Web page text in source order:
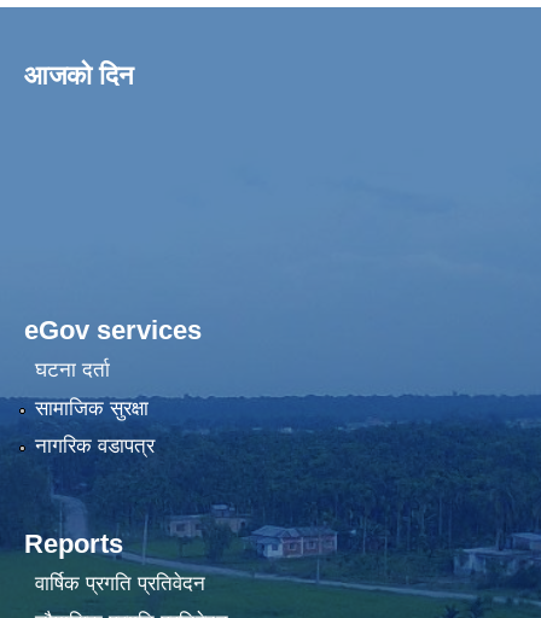
आजको दिन
eGov services
घटना दर्ता
सामाजिक सुरक्षा
नागरिक वडापत्र
Reports
वार्षिक प्रगति प्रतिवेदन